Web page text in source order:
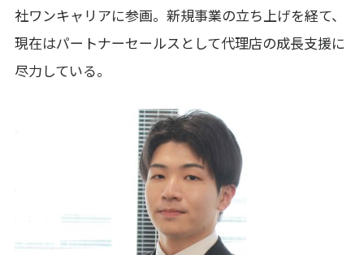
社ワンキャリアに参画。新規事業の立ち上げを経て、
現在はパートナーセールスとして代理店の成長支援に
尽力している。